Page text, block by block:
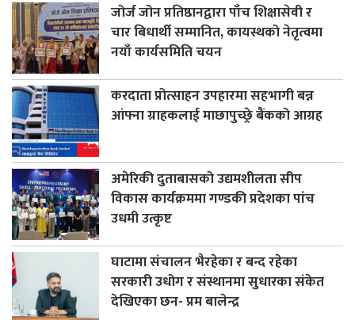
जोर्ज जोन प्रतिष्ठानद्वारा पाँच शिक्षासेवी र
चार बिधार्थी सम्मानित, कायस्थको नेतृत्वमा
नयाँ कार्यसमिति चयन
करदाता प्रोत्साहन उपहारमा सहभागी बन्न
आंफ्ना ग्राहकलाई माछापुच्छ्रे बैंकको आग्रह
अमेरिकी दुताबासको उद्यमशीलता सीप
विकास कार्यक्रममा गण्डकी प्रदेशका पांच
उधमी उत्कृष्ट
घाटामा संचालन भैरहेका र बन्द रहेका
सरकारी उधोग र संस्थानमा सुधारका संकेत
देखिएका छन- प्रम बालेन्द्र